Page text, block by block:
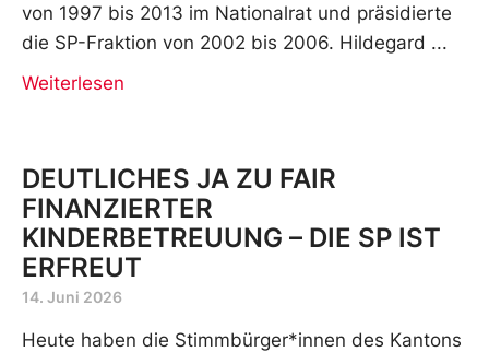
von 1997 bis 2013 im Nationalrat und präsidierte
die SP-Fraktion von 2002 bis 2006. Hildegard
Weiterlesen
DEUTLICHES JA ZU FAIR
FINANZIERTER
KINDERBETREUUNG – DIE SP IST
ERFREUT
14. Juni 2026
Heute haben die Stimmbürger*innen des Kantons